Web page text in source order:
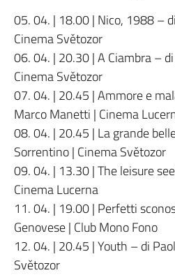
05. 04. | 18.00 | Nico, 1988 –
Cinema Světozor
06. 04. | 20.30 | A Ciambra –
Cinema Světozor
07. 04. | 20.45 | Ammore e
Marco Manetti | Cinema
08. 04. | 20.45 | La grande
Sorrentino | Cinema Světozor
09. 04. | 13.30 | The leisure
Cinema Lucerna
11. 04. | 19.00 | Perfetti
Genovese | Club Mono Fono
12. 04. | 20.45 | Youth – di
Světozor